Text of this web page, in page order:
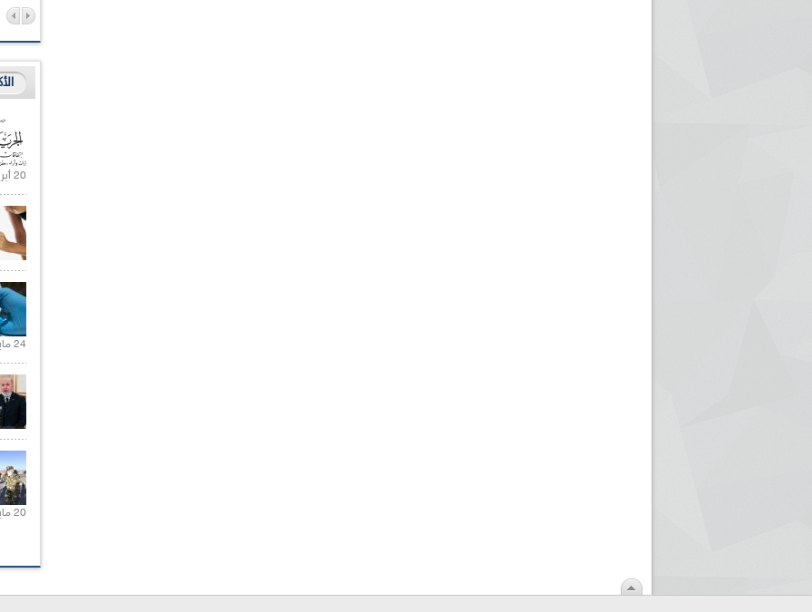
20 أبريل 2021 |
24 مايو 2021 |
20 مايو 2021 |